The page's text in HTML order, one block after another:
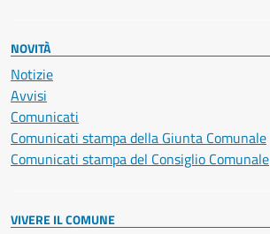
NOVITÀ
Notizie
Avvisi
Comunicati
Comunicati stampa della Giunta Comunale
Comunicati stampa del Consiglio Comunale
VIVERE IL COMUNE